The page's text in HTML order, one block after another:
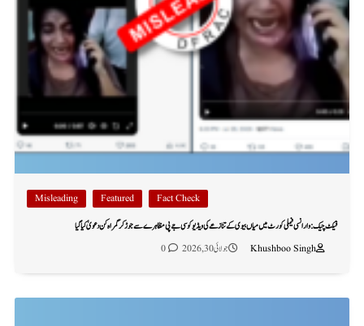
Fact Check
Featured
Misleading
فیکٹ چیک: وارانسی فیملی کورٹ میں میاں بیوی کے تنازعے کی ویڈیو کو سی جے پی مظاہرے سے جوڑ کر گمراہ کن دعویٰ کیا گیا
Khushboo Singh
جولائی 30, 2026 0